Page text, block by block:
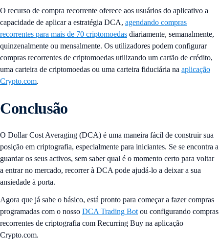
O recurso de compra recorrente oferece aos usuários do aplicativo a
capacidade de aplicar a estratégia DCA, agendando compras
recorrentes para mais de 70 criptomoedas diariamente, semanalmente,
quinzenalmente ou mensalmente. Os utilizadores podem configurar
compras recorrentes de criptomoedas utilizando um cartão de crédito,
uma carteira de criptomoedas ou uma carteira fiduciária na aplicação
Crypto.com.
Conclusão
O Dollar Cost Averaging (DCA) é uma maneira fácil de construir sua
posição em criptografia, especialmente para iniciantes. Se se encontra a
guardar os seus activos, sem saber qual é o momento certo para voltar
a entrar no mercado, recorrer à DCA pode ajudá-lo a deixar a sua
ansiedade à porta.
Agora que já sabe o básico, está pronto para começar a fazer compras
programadas com o nosso DCA Trading Bot ou configurando compras
recorrentes de criptografia com Recurring Buy na aplicação
Crypto.com.